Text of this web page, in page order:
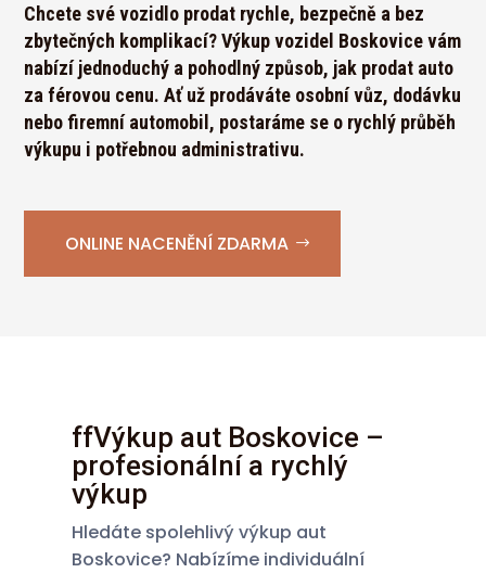
Chcete své vozidlo prodat rychle, bezpečně a bez
zbytečných komplikací? Výkup vozidel Boskovice vám
nabízí jednoduchý a pohodlný způsob, jak prodat auto
za férovou cenu. Ať už prodáváte osobní vůz, dodávku
nebo firemní automobil, postaráme se o rychlý průběh
výkupu i potřebnou administrativu.
ONLINE NACENĚNÍ ZDARMA
ffVýkup aut Boskovice –
profesionální a rychlý
výkup
Hledáte spolehlivý výkup aut
Boskovice? Nabízíme individuální